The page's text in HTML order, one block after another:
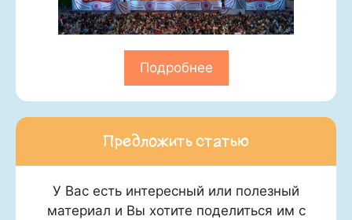
Подробнее
Предложить статью
У Вас есть интересный или полезный
материал и Вы хотите поделиться им с